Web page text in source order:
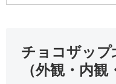
チョコザップ
（外観・内観